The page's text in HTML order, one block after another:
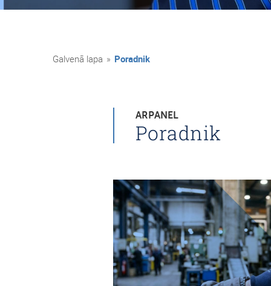
Galvenā lapa » Poradnik
ARPANEL
Poradnik